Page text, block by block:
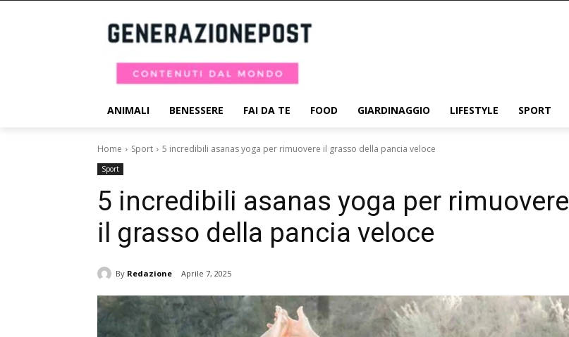
ANIMALI BENESSERE FAI DA TE FOOD GIARDINAGGIO LIFESTYLE SPORT
Home Sport 5 incredibili asanas yoga per rimuovere il grasso della pancia veloce
Sport
5 incredibili asanas yoga per rimuovere
il grasso della pancia veloce
By Redazione Aprile 7, 2025